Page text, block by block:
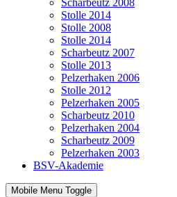
Scharbeutz 2008
Stolle 2014
Stolle 2008
Stolle 2014
Scharbeutz 2007
Stolle 2013
Pelzerhaken 2006
Stolle 2012
Pelzerhaken 2005
Scharbeutz 2010
Pelzerhaken 2004
Scharbeutz 2009
Pelzerhaken 2003
BSV-Akademie
Mobile Menu Toggle